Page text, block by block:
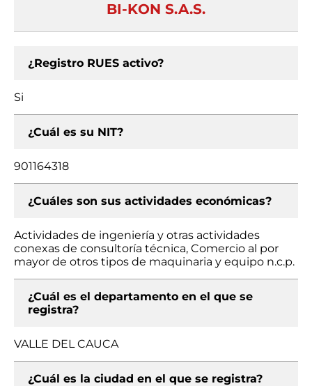
BI-KON S.A.S.
¿Registro RUES activo?
Si
¿Cuál es su NIT?
901164318
¿Cuáles son sus actividades económicas?
Actividades de ingeniería y otras actividades
conexas de consultoría técnica, Comercio al por
mayor de otros tipos de maquinaria y equipo n.c.p.
¿Cuál es el departamento en el que se
registra?
VALLE DEL CAUCA
¿Cuál es la ciudad en el que se registra?